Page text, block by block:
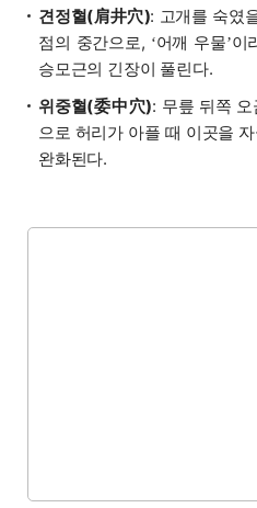
견정혈(肩井穴): 고개를 숙였
점의 중간으로, ‘어깨 우물’이
승모근의 긴장이 풀린다.
위중혈(委中穴): 무릎 뒤쪽
으로 허리가 아플 때 이곳을
완화된다.